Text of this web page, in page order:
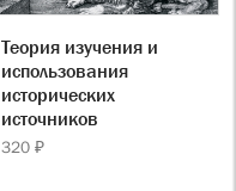
Теория изучения и
использования
исторических
источников
320 ₽